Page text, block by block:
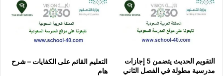
التقويم الحديث يتضمن 5 إجازات
مدرسية مطولة في الفصل الثاني
التعليم القائم على الكفايات – شرح
هام